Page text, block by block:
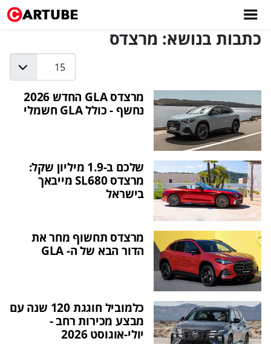
כתבות בנושא: מרצדס
מרצדס GLA החדש 2026
נחשף - כולל GLA חשמלי
שלכם ב-1.9 מיליון שקל:
מרצדס SL680 מייבאך
בישראל
מרצדס תחשוף מחר את
הדור הבא של ה- GLA
כלמוביל חוגגת 120 שנה עם
מבצע מכירות רחב -
יולי-אוגוסט 2026